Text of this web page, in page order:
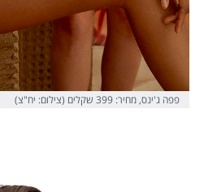
פפה ג'ינס, מחיר: 399 שקלים (צילום: יח"צ)